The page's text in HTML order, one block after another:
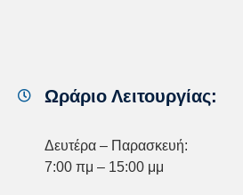
Ωράριο Λειτουργίας:
Δευτέρα – Παρασκευή:
7:00 πμ – 15:00 μμ